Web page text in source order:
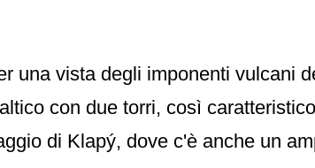
una vista degli imponenti vulcani
con due torri, così
di Klapý, dove c'è anche un